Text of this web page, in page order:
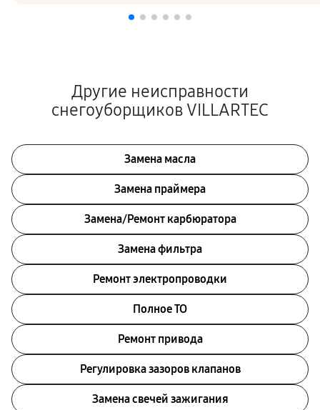
Другие неисправности
снегоуборщиков VILLARTEC
Замена масла
Замена праймера
Замена/Pемонт карбюратора
Замена фильтра
Ремонт электропроводки
Полное ТО
Ремонт привода
Регулировка зазоров клапанов
Замена свечей зажигания